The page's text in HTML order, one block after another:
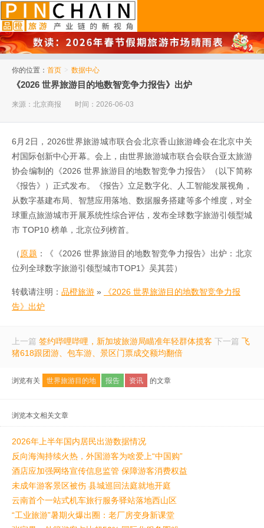
你的位置： 首页 > 数据中心
《2026 世界旅游目的地数智竞争力报告》出炉
来源：北京商报 时间：2026-06-03
6月2日，2026世界旅游城市联合会北京香山旅游峰会在北京中关
村国际创新中心开幕。会上，由世界旅游城市联合会联合亚太旅游
协会编制的《2026 世界旅游目的地数智竞争力报告》（以下简称
《报告》）正式发布。《报告》立足数字化、人工智能发展视角，
从数字基建布局、智慧应用落地、数据服务搭建等多个维度，对全
球重点旅游城市开展系统性综合评估，发布全球数字旅游引领型城
市 TOP10 榜单，北京位列榜首。
（原题 ：《《2026 世界旅游目的地数智竞争力报告》出炉：北京
位列全球数字旅游引领型城市TOP1》吴其芸）
转载请注明： 品橙旅游 »
《2026 世界旅游目的地数智竞争力报
告》出炉
上一篇 签约哔哩哔哩，新加坡旅游局瞄准年轻群体揽客 下一篇 飞
猪618跟团游、包车游、景区门票成交额均翻倍
浏览有关 世界旅游目的地 报告 资讯 的文章
浏览本文相关文章
2026年上半年国内居民出游数据情况
反向海淘持续火热，外国游客为啥爱上“中国购”
酒店应加强网络宣传信息监管 保障游客消费权益
未成年游客景区被伤 县城巡回法庭就地开庭
云南首个一站式机车旅行服务驿站落地西山区
“工业旅游”暑期火爆出圈：老厂房变身新课堂